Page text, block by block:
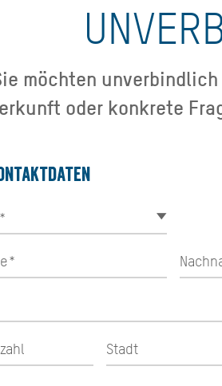
möchten
oder konkrete